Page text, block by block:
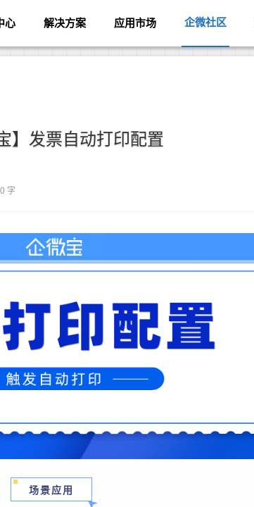
心 解决方案 应用市场 企微社区
】发票自动打印配置
字
场景应用